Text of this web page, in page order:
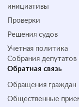
инициативы
Проверки
Решения судов
Учетная политика
Собрания
Обратная cвязь
Обращения граждан
Общественные